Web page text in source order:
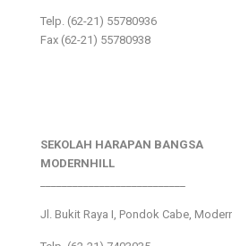
Telp. (62-21) 55780936
Fax (62-21) 55780938
SEKOLAH HARAPAN BANGSA
MODERNHILL
Jl. Bukit Raya I, Pondok Cabe,